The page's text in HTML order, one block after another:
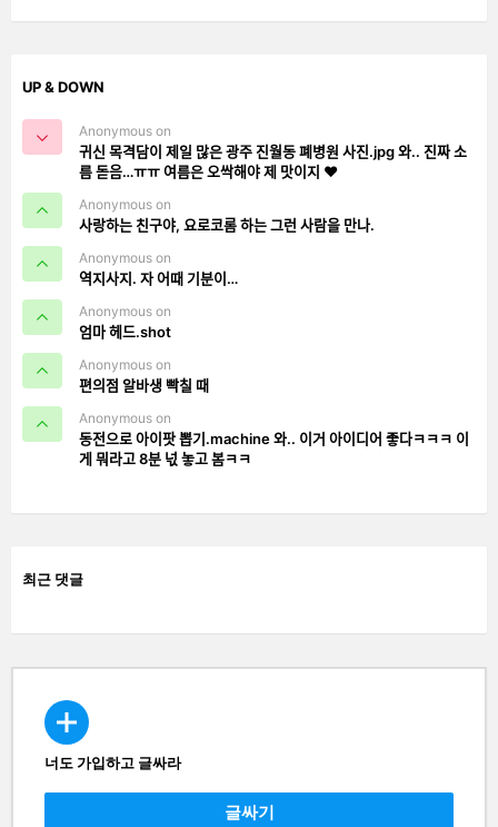
UP & DOWN
Anonymous on
귀신 목격담이 제일 많은 광주 진월동 폐병원 사진.jpg 와.. 진짜 소
름 돋음…ㅠㅠ 여름은 오싹해야 제 맛이지 ❤️
Anonymous on
사랑하는 친구야, 요로코롬 하는 그런 사람을 만나.
Anonymous on
역지사지. 자 어때 기분이…
Anonymous on
엄마 헤드.shot
Anonymous on
편의점 알바생 빡칠 때
Anonymous on
동전으로 아이팟 뽑기.machine 와.. 이거 아이디어 좋다ㅋㅋㅋ 이
게 뭐라고 8분 넋 놓고 봄ㅋㅋ
최근 댓글
CREATE
너도 가입하고 글싸라
글싸기